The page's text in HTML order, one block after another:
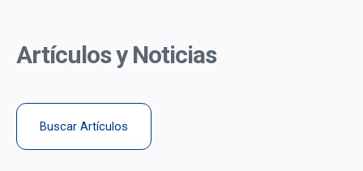
Artículos y Noticias
Buscar Artículos